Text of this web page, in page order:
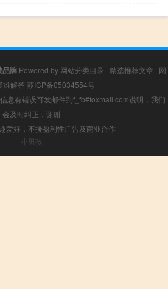
品牌 Powered by 网站分类目录 | 精选推荐文章 | 网
难解答 苏ICP备05034554号
息有错误可发邮件到f_fb#foxmail.com说明，我们
会及时纠正，谢谢
爱好，不接盈利性广告及商业合作
小男孩